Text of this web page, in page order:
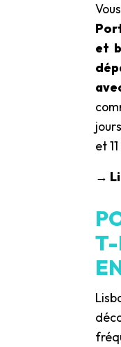
et
et
→
T-